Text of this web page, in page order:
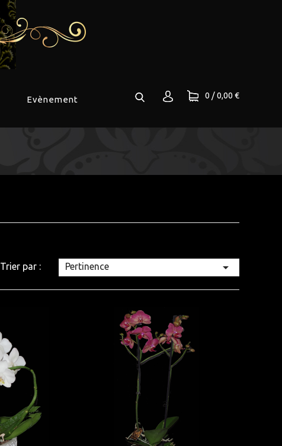
0 / 0,00 €
Evènement
Trier par : Pertinence 